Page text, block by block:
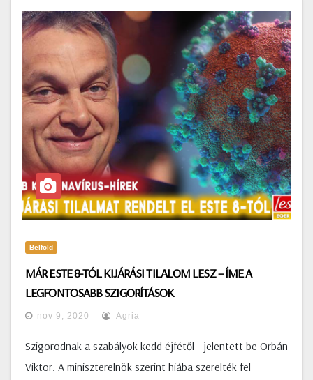
Belföld
MÁR ESTE 8-TÓL KIJÁRÁSI TILALOM LESZ – ÍME A
LEGFONTOSABB SZIGORÍTÁSOK
nov 9, 2020 Agria
Szigorodnak a szabályok kedd éjfétől - jelentett be Orbán
Viktor. A miniszterelnök szerint hiába szerelték fel